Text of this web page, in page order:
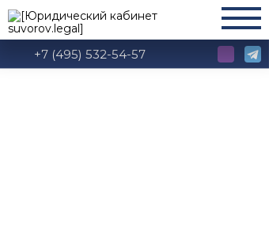
+7 (495) 532-54-57